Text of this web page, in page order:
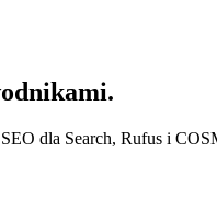
dla Search, Rufus i